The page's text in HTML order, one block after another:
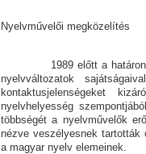
Nyelvművelői megközelítés
1989 előtt a határon túli
nyelvváltozatok
kontaktusjelenségeket
nyelvhelyesség
többségét a nyelvművelők
nézve veszélyesnek tartották
a magyar nyelv elemeinek.